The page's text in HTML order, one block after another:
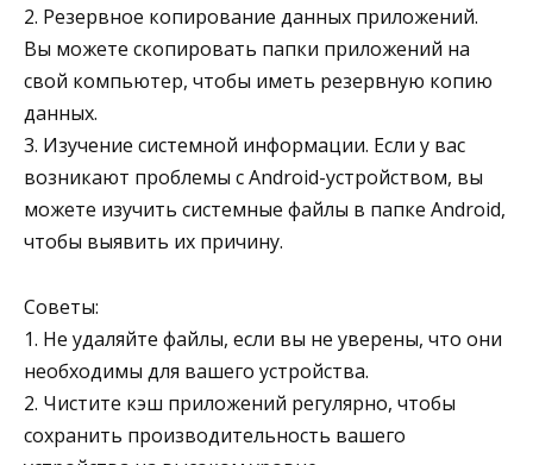
2. Резервное копирование данных приложений.
Вы можете скопировать папки приложений на
свой компьютер, чтобы иметь резервную копию
данных.
3. Изучение системной информации. Если у вас
возникают проблемы с Android-устройством, вы
можете изучить системные файлы в папке Android,
чтобы выявить их причину.
Советы:
1. Не удаляйте файлы, если вы не уверены, что они
необходимы для вашего устройства.
2. Чистите кэш приложений регулярно, чтобы
сохранить производительность вашего